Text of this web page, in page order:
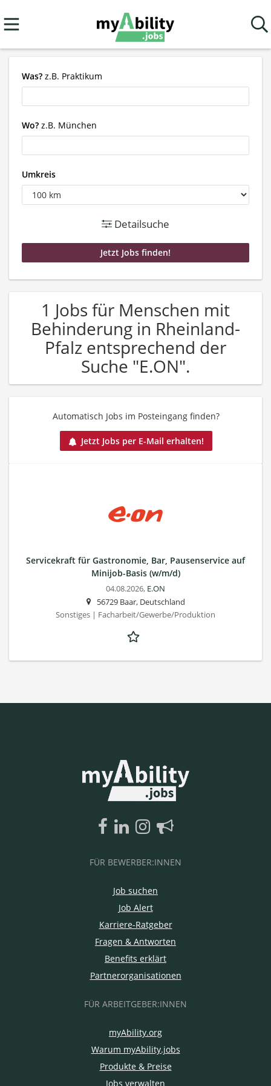
Was? z.B. Praktikum
Wo? z.B. München
Umkreis
Detailsuche
1 Jobs für Menschen mit
Behinderung in Rheinland-
Pfalz entsprechend der
Suche "E.ON".
Automatisch Jobs im Posteingang finden?
Jetzt Jobs per E-Mail erhalten!
Servicekraft für Gastronomie, Bar, Pausenservice auf
Minijob-Basis (w/m/d)
04.08.2026, E.ON
56729 Baar, Deutschland
Sonstiges | Facharbeit/Gewerbe/Produktion
FÜR BEWERBER:INNEN
Job suchen
Job Alert
Karriere-Ratgeber
Fragen & Antworten
Benefits erklärt
Partnerorganisationen
FÜR ARBEITGEBER:INNEN
myAbility.org
Warum myAbility.jobs
Produkte & Preise
Jobs verwalten